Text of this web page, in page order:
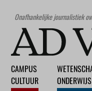
Onafhankelijke journalistiek
CAMPUS
CULTUUR
ONDERWIJS